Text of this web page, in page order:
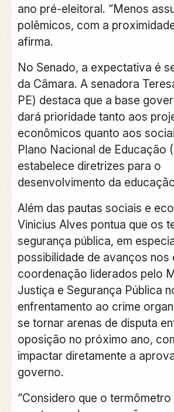
ano pré-eleitoral. “Menos
polêmicos, com a
afirma.
No Senado, a expectativa é
da Câmara. A senadora
PE) destaca que a base
dará prioridade tanto aos
econômicos quanto aos
Plano Nacional de Educação
estabelece diretrizes para o
desenvolvimento da
Além das pautas sociais e
Vinicius Alves pontua que os
segurança pública, em
possibilidade de avanços
coordenação liderados pelo
Justiça e Segurança Pública
enfrentamento ao crime
se tornar arenas de disputa
oposição no próximo ano,
impactar diretamente a
governo.
“Considero que o